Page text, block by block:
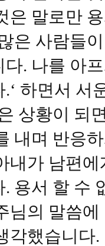
은 말로만
은 사람들
다. 나를 아
.‘ 하면서 서
상황이 되
내며 반응
내가 남편
. 용서 할 수
님의 말씀
각했습니다